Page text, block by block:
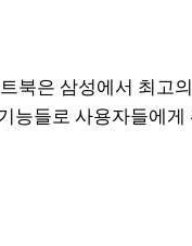
북은 삼성에서 최고
능들로 사용자들에